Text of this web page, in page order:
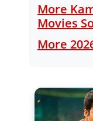
More
Movies
More